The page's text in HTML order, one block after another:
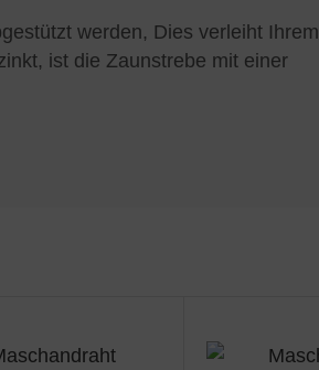
werden, Dies verleiht Ihrem
ist die Zaunstrebe mit einer